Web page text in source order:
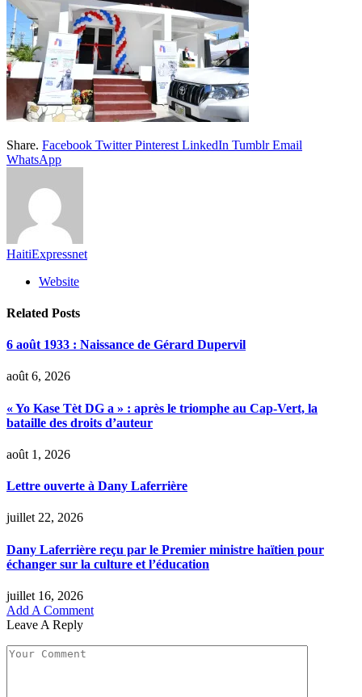
Share. Facebook Twitter Pinterest LinkedIn Tumblr Email
WhatsApp
HaitiExpressnet
Website
Related Posts
6 août 1933 : Naissance de Gérard Dupervil
août 6, 2026
« Yo Kase Tèt DG a » : après le triomphe au Cap-Vert, la
bataille des droits d’auteur
août 1, 2026
Lettre ouverte à Dany Laferrière
juillet 22, 2026
Dany Laferrière reçu par le Premier ministre haïtien pour
échanger sur la culture et l’éducation
juillet 16, 2026
Add A Comment
Leave A Reply